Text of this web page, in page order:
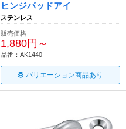
ヒンジパッドアイ
ステンレス
販売価格
1,880円～
品番：AK1440
バリエーション商品あり